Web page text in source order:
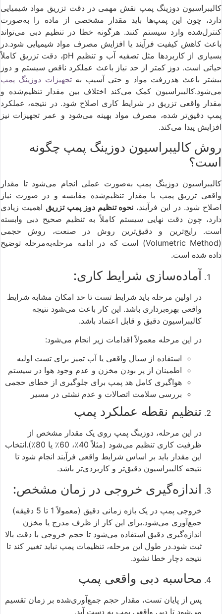
کالیبراسیون دوزینگ پمپ نقش مهمی در دقت تزریق مواد شیمیایی
دارد، چون این پمپ‌ها باید مقدار مشخصی از ماده را به‌صورت
کنترل‌شده وارد سیستم کنند. هرگونه خطا در تنظیم دبی می‌تواند
باعث کاهش کیفیت فرآیند یا افزایش مصرف مواد شیمیایی شود.در
بسیاری از کاربردها مثل تصفیه آب و تنظیم pH، دقت تزریق کاملاً
حیاتی است. دوز کمتر از حد نیاز باعث عملکرد ناقص سیستم و دوز
بیشتر باعث هدررفت مواد و حتی آسیب به تجهیزات دوزینگ پمپ
می‌شود.کالیبراسیون کمک می‌کند اختلاف بین مقدار تنظیم‌شده و
مقدار واقعی تزریق در شرایط کاری اصلاح شود. در نتیجه، عملکرد
پمپ دقیق‌تر شده، مصرف مواد بهینه می‌شود و عمر تجهیزات نیز
افزایش پیدا می‌کند.
روش کالیبراسیون دوزینگ پمپ چگونه
است؟
کالیبراسیون دوزینگ پمپ به‌صورت عملی انجام می‌شود تا مقدار
واقعی تزریق پمپ با مقدار تنظیم‌شده مقایسه و در صورت نیاز
اصلاح شود. در این فرآیند، نحوه تنظیم دوز پمپ تزریق اهمیت زیادی
دارد، چون دقت نهایی سیستم کاملاً به تنظیم صحیح دبی وابسته
است. رایج‌ترین و دقیق‌ترین روش در صنعت، روش حجمی
(Volumetric Method) است که در ادامه مرحله‌به‌مرحله توضیح
داده شده است.
آماده‌سازی شرایط کاری:
در اولین مرحله باید شرایط تست تا حد امکان مشابه شرایط
واقعی بهره‌برداری باشد. این کار باعث می‌شود نتیجه
کالیبراسیون دقیق و قابل اعتماد باشد.
در این مرحله معمولاً اقدامات زیر انجام می‌شود:
استفاده از سیال واقعی یا آب تمیز برای تست اولیه
اطمینان از پر بودن مخزن و عدم وجود هوا در سیستم
هواگیری کامل هد پمپ برای جلوگیری از خطای حجمی
بررسی سلامت اتصالات و عدم نشتی در مسیر
تنظیم نقطه عملکرد پمپ
در این مرحله، دوزینگ پمپ روی یک مقدار مشخص از
ظرفیت کاری تنظیم می‌شود (مثلاً 40٪، 60٪ یا 80٪).انتخاب
این مقدار باید بر اساس شرایط واقعی فرآیند انجام شود تا
نتیجه کالیبراسیون دقیق‌تر و کاربردی‌تر باشد.
اندازه‌گیری خروجی در زمان مشخص:
خروجی پمپ در یک بازه زمانی دقیق (معمولاً 1 تا 5 دقیقه)
جمع‌آوری می‌شود.برای این کار از ظرف مدرج یا مخزن
اندازه‌گیری دقیق استفاده می‌شود تا حجم خروجی با دقت بالا
ثبت شود.در طول این مرحله، تنظیمات پمپ نباید تغییر کند تا
نتیجه دچار خطا نشود.
محاسبه دبی واقعی پمپ
پس از پایان تست، مقدار حجم جمع‌آوری‌شده بر زمان تقسیم
می‌شود تا دبی واقعی پمپ به دست آید.